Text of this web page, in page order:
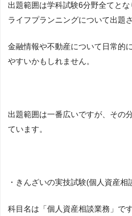
出題範囲は学科試験6分野全てと
ライフプランニングについて出題
金融情報や不動産について日常的
やすいかもしれません。
出題範囲は一番広いですが、その
ています。
・きんざいの実技試験(個人資産相
科目名は「個人資産相談業務」です